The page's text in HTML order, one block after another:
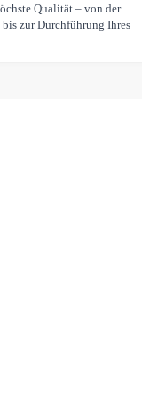
Qualität – von der
bis zur Durchführung Ihres